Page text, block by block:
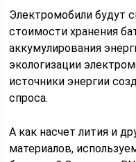
Электромобили будут
стоимости хранения
аккумулирования
экологизации
источники энергии
спроса.
А как насчет лития и
материалов,